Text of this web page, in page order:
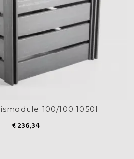
100/100 1050l
€ 236,34